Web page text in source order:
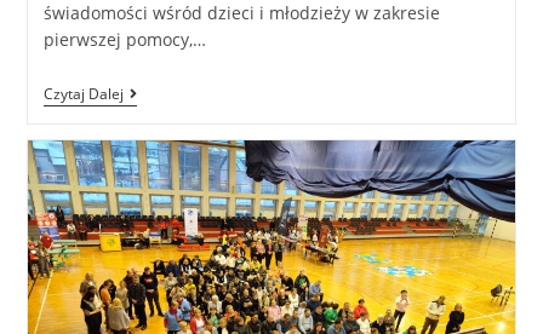
świadomości wśród dzieci i młodzieży w zakresie
pierwszej pomocy,…
Czytaj Dalej